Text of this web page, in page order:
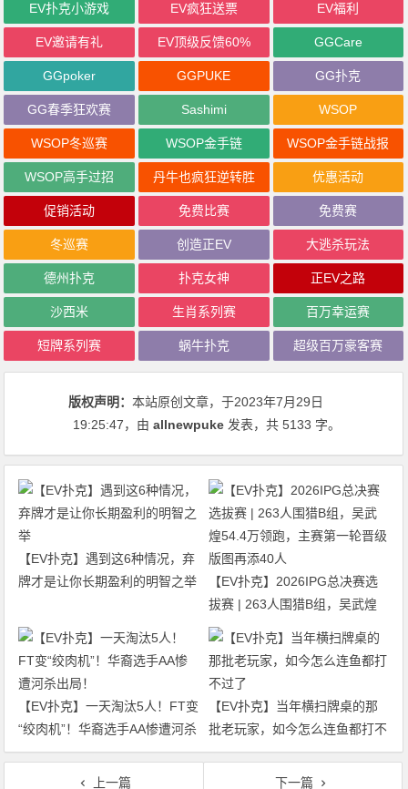
EV扑克小游戏 EV疯狂送票 EV福利
EV邀请有礼 EV顶级反馈60% GGCare
GGpoker GGPUKE GG扑克
GG春季狂欢赛 Sashimi WSOP
WSOP冬巡赛 WSOP金手链 WSOP金手链战报
WSOP高手过招 丹牛也疯狂逆转胜 优惠活动
促销活动 免费比赛 免费赛
冬巡赛 创造正EV 大逃杀玩法
德州扑克 扑克女神 正EV之路
沙西米 生肖系列赛 百万幸运赛
短牌系列赛 蜗牛扑克 超级百万豪客赛
版权声明：本站原创文章，于2023年7月29日
19:25:47，由allnewpuke 发表，共 5133 字。
【EV扑克】遇到这6种情况，弃
牌才是让你长期盈利的明智之举
【EV扑克】2026IPG总决赛选
拔赛 | 263人围猎B组，吴武煌
54.4万领跑，主赛第一轮晋级版
【EV扑克】一天淘汰5人！FT变
“绞肉机”！华裔选手AA惨遭河杀
出局！
【EV扑克】当年横扫牌桌的那
批老玩家，如今怎么连鱼都打不
过了
上一篇 下一篇